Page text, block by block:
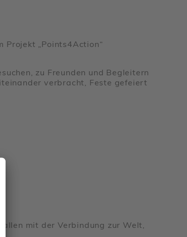
Projekt „Points4Ac­tion“
zu Freunden und Beglei­tern
verbracht, Feste gefeiert
mit der Verbin­dung zur Welt,